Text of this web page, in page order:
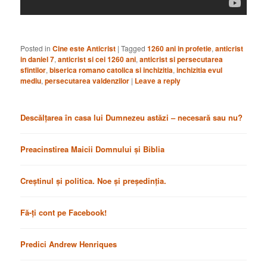
Posted in Cine este Anticrist |Tagged 1260 ani in profetie,anticrist
in daniel 7,anticrist si cei 1260 ani,anticrist si persecutarea
sfintilor,biserica romano catolica si inchizitia,inchizitia evul
mediu,persecutarea valdenzilor | Leave a reply
Descălțarea în casa lui Dumnezeu astăzi – necesară sau nu?
Preacinstirea Maicii Domnului și Biblia
Creștinul și politica. Noe și președinția.
Fă-ți cont pe Facebook!
Predici Andrew Henriques